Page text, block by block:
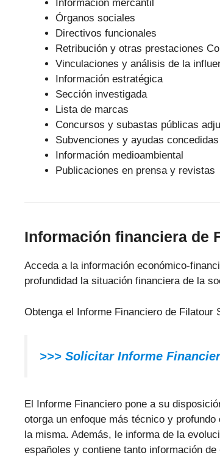
Información mercantil
Órganos sociales
Directivos funcionales
Retribución y otras prestaciones
Vinculaciones y análisis de la
Información estratégica
Sección investigada
Lista de marcas
Concursos y subastas públicas
Subvenciones y ayudas concedidas
Información medioambiental
Publicaciones en prensa y revistas
Información financiera de
Acceda a la información económico-
profundidad la situación financiera de la
Obtenga el Informe Financiero de Filatour
>>> Solicitar Informe
El Informe Financiero pone a su
otorga un enfoque más técnico y
la misma. Además, le informa de la
españoles y contiene tanto información